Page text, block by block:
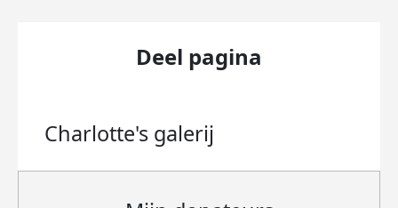
Deel pagina
Charlotte's galerij